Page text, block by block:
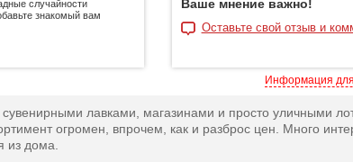
случайности
знакомый вам
Ваше мнение важно!
Оставьте свой отзыв и
Информация
сувенирными лавками, магазинами и просто уличными
огромен, впрочем, как и разброс цен. Много
из дома.